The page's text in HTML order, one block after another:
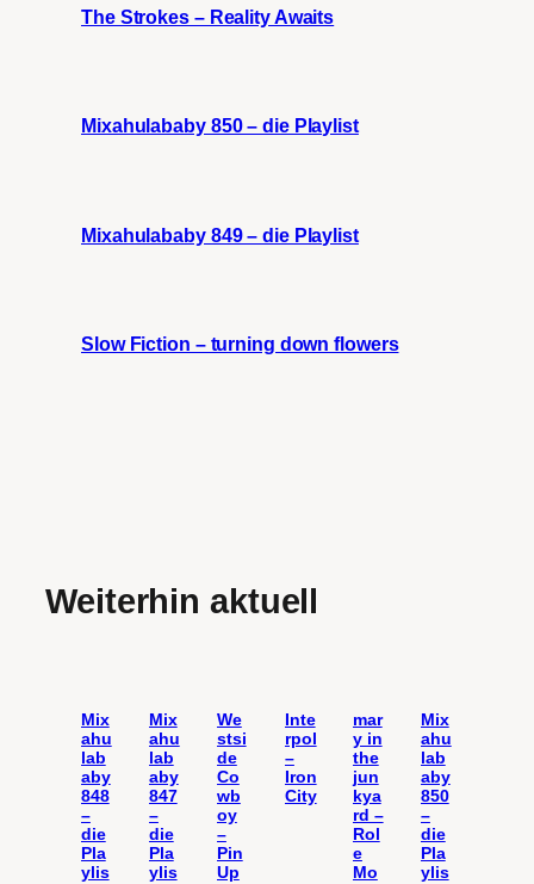
The Strokes – Reality Awaits
Mixahulababy 850 – die Playlist
Mixahulababy 849 – die Playlist
Slow Fiction – turning down flowers
Weiterhin aktuell
Mix
ahu
lab
aby
848
–
die
Pla
ylis
Mix
ahu
lab
aby
847
–
die
Pla
ylis
We
stsi
de
Co
wb
oy
–
Pin
Up
Inte
rpol
–
Iron
City
mar
y in
the
jun
kya
rd –
Rol
e
Mo
Mix
ahu
lab
aby
850
–
die
Pla
ylis